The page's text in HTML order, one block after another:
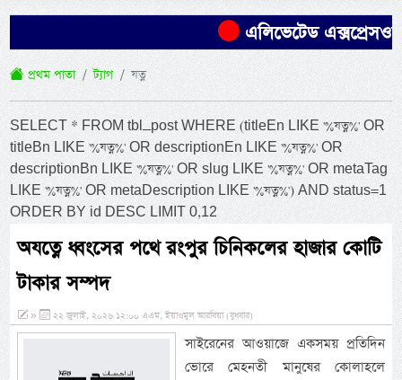
এলিভেটেড
প্রথম পাতা ট্যাগ যত্ন
SELECT * FROM tbl_post WHERE (titleEn LIKE '%যত্ন%' OR
titleBn LIKE '%যত্ন%' OR descriptionEn LIKE '%যত্ন%' OR
descriptionBn LIKE '%যত্ন%' OR slug LIKE '%যত্ন%' OR metaTag
LIKE '%যত্ন%' OR metaDescription LIKE '%যত্ন%') AND status=1
ORDER BY id DESC LIMIT 0,12
অযত্নে ধ্বংসের পথে রংপুর চিনিকলের হাজার কোটি
টাকার সম্পদ
» ২২ জুলাই, ২০২৬ ১২:০০ এএম, ইয়াওমুল আরবিয়া (বুধবার)
সাইরেনের আওয়াজে একসময় প্রতিদিন
ভোরে মেহনতী মানুষের কোলাহলে